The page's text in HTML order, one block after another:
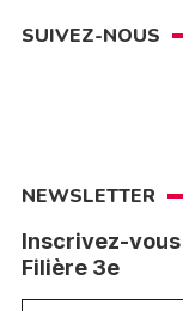
SUIVEZ-NOUS
NEWSLETTER
Inscrivez-
Filière 3e